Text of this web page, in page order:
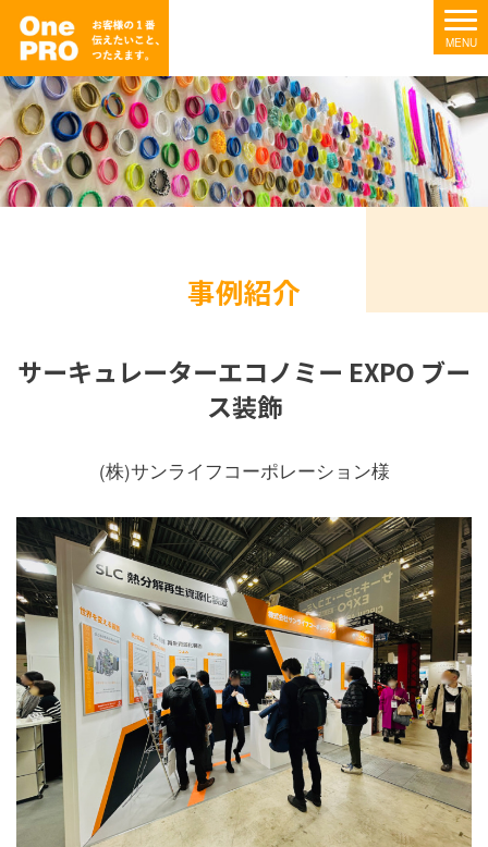
事例紹介
サーキュレーターエコノミー EXPO ブー
ス装飾
(株)サンライフコーポレーション様